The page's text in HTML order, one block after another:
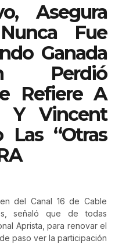
Asegura
Fue
Ganada
Perdió
Refiere A
Y Vincent
Las “otras
del Canal 16 de Cable
señaló que de todas
Aprista, para renovar el
paso ver la participación